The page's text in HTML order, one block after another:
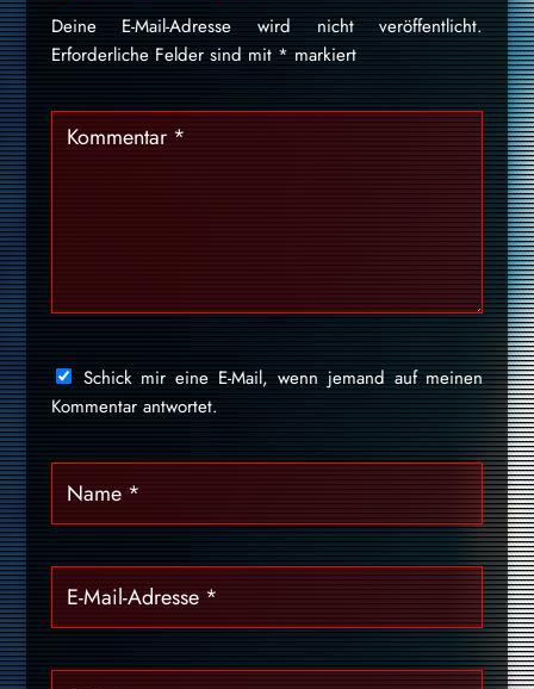
Deine E-Mail-Adresse wird nicht veröffentlicht.
Erforderliche Felder sind mit*markiert
Schick mir eine E-Mail, wenn jemand auf meinen
Kommentar antwortet.